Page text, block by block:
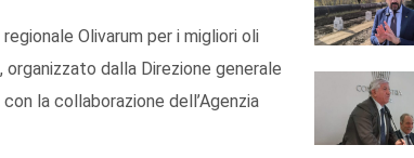
Olivarum per i migliori oli
dalla Direzione generale
la collaborazione dell’Agenzia